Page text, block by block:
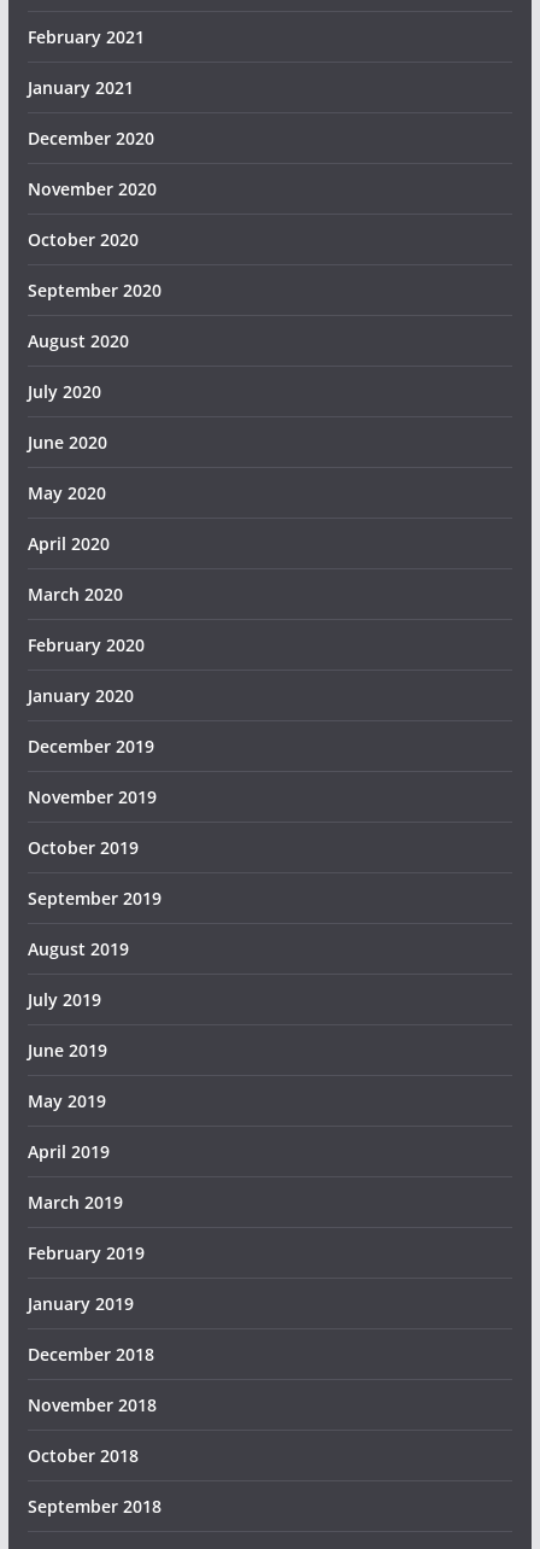
February 2021
January 2021
December 2020
November 2020
October 2020
September 2020
August 2020
July 2020
June 2020
May 2020
April 2020
March 2020
February 2020
January 2020
December 2019
November 2019
October 2019
September 2019
August 2019
July 2019
June 2019
May 2019
April 2019
March 2019
February 2019
January 2019
December 2018
November 2018
October 2018
September 2018